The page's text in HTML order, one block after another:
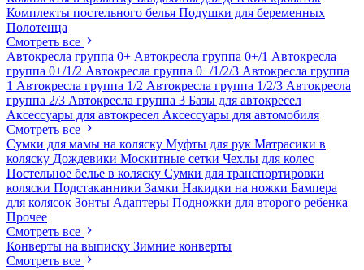
Комплекты постельного белья Подушки для беременных
Полотенца
Смотреть все
Автокресла группа 0+ Автокресла группа 0+/1 Автокресла
группа 0+/1/2 Автокресла группа 0+/1/2/3 Автокресла группа
1 Автокресла группа 1/2 Автокресла группа 1/2/3 Автокресла
группа 2/3 Автокресла группа 3 Базы для автокресел
Аксессуары для автокресел Аксессуары для автомобиля
Смотреть все
Сумки для мамы на коляску Муфты для рук Матрасики в
коляску Дождевики Москитные сетки Чехлы для колес
Постельное белье в коляску Сумки для транспортировки
коляски Подстаканники Замки Накидки на ножки Бампера
для колясок Зонты Адаптеры Подножки для второго ребенка
Прочее
Смотреть все
Конверты на выписку Зимние конверты
Смотреть все